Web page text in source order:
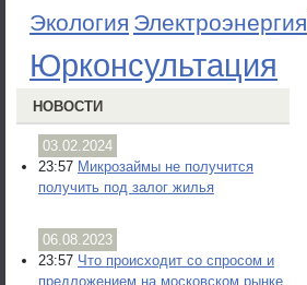
Экология Электроэнергия
Юрконсультация
НОВОСТИ
03.02.2024
23:57 Микрозаймы не получится
получить под залог жилья
06.08.2023
23:57 Что происходит со спросом и
предложением на московском рынке